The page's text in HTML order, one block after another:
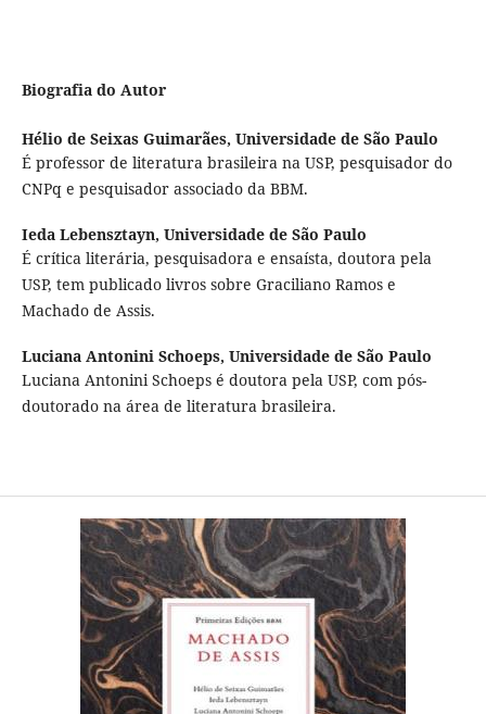
Biografia do Autor
Hélio de Seixas Guimarães, Universidade de São Paulo
É professor de literatura brasileira na USP, pesquisador do
CNPq e pesquisador associado da BBM.
Ieda Lebensztayn, Universidade de São Paulo
É crítica literária, pesquisadora e ensaísta, doutora pela
USP, tem publicado livros sobre Graciliano Ramos e
Machado de Assis.
Luciana Antonini Schoeps, Universidade de São Paulo
Luciana Antonini Schoeps é doutora pela USP, com pós-
doutorado na área de literatura brasileira.